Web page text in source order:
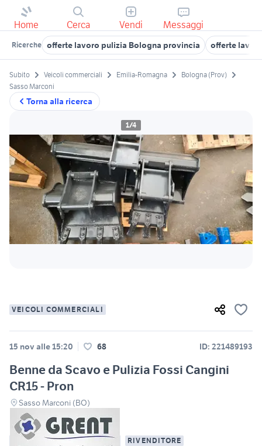
Home Cerca Vendi Messaggi
Ricerche offerte lavoro pulizia Bologna provincia offerte
Torna alla ricerca
Subito Veicoli commerciali Emilia-Romagna
Bologna (Prov)
Sasso Marconi
1/4
VEICOLI COMMERCIALI
15 nov alle 15:20 68 ID: 221489193
Benne da Scavo e Pulizia Fossi Cangini
CR15 - Pron
Sasso Marconi (BO)
RIVENDITORE